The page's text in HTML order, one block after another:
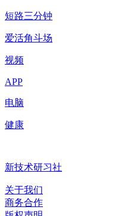
短路三分钟
爱活角斗场
视频
APP
电脑
健康
新技术研习社
关于我们
商务合作